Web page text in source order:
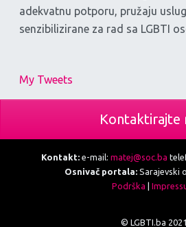
adekvatnu potporu, pružaju
senzibilizirane za rad sa LGBTI
My Tweets
Kontaktirajte
Kontakt:e-mail: matej@soc.ba
Osnivač portala: Sarajevski
Podrška |
© LGBTI.ba 2021